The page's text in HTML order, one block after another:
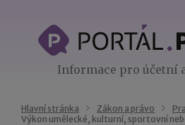
Informace pro účetní
Hlavní stránka Zákon a právo
Výkon umělecké, kulturní, sportovní